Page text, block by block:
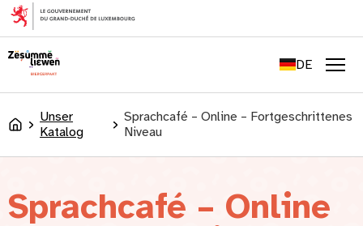
springen
DE
LU
Accueil
Unser
Katalog
Sprachcafé – Online – Fortgeschrittenes
Niveau
Sprachcafé – Online